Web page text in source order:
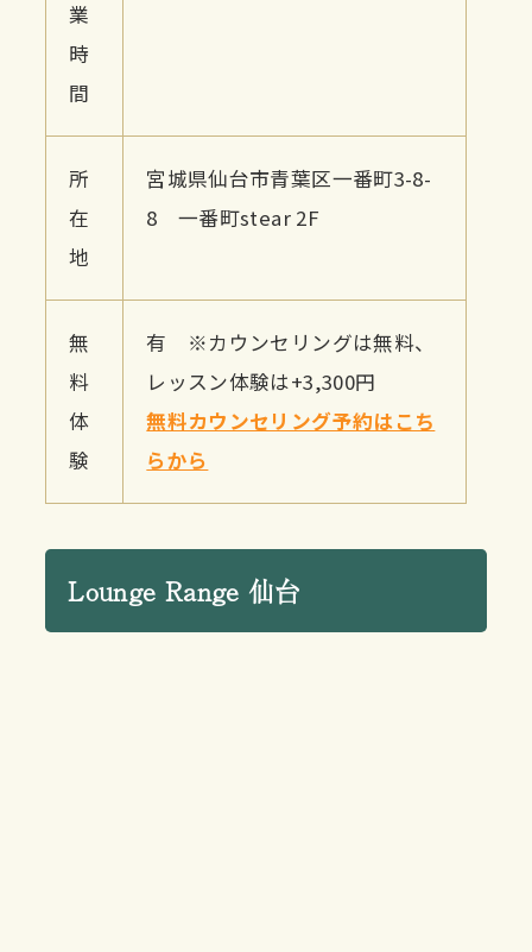
業
時
間
所
在
地
宮城県仙台市青葉区一番町3-8-
8 一番町stear 2F
無
料
体
験
有 ※カウンセリングは無料、
レッスン体験は+3,300円
無料カウンセリング予約はこち
らから
Lounge Range 仙台